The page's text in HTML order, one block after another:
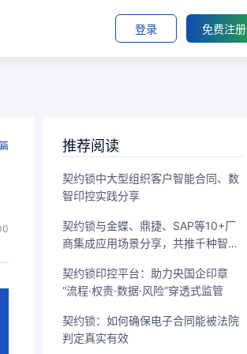
登录 免费注册
推荐阅读
契约锁中大型组织客户智能合同、数
智印控实践分享
契约锁与金蝶、鼎捷、SAP等10+厂
商集成应用场景分享，共推千种智能
契约锁印控平台：助力央国企印章
“流程·权责·数据·风险”穿透式监管
契约锁：如何确保电子合同能被法院
判定真实有效